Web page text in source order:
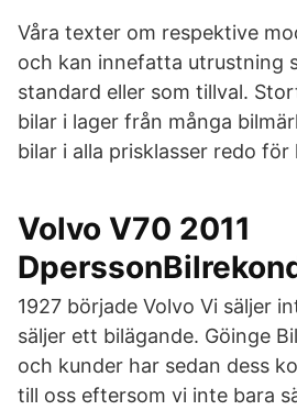
Våra texter om respektive
och kan innefatta utrustning
standard eller som tillval.
bilar i lager från många
bilar i alla prisklasser redo för
Volvo V70 2011
1927 började Volvo Vi säljer
säljer ett bilägande. Göinge
och kunder har sedan dess
till oss eftersom vi inte bara